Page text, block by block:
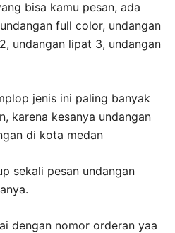
bisa kamu pesan, ada
full color, undangan
undangan lipat 3, undangan
jenis ini paling banyak
karena kesanya undangan
di kota medan
sekali pesan undangan
dengan nomor orderan yaa